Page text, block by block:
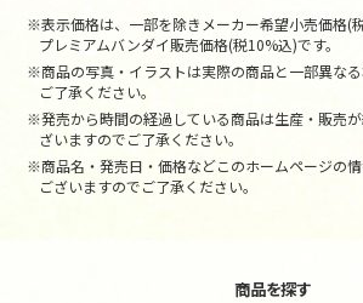
※表示価格は、一部を除きメーカー希望小売価格(
プレミアムバンダイ販売価格(税10%込)です。
※商品の写真・イラストは実際の商品と一部異な
ご了承ください。
※発売から時間の経過している商品は生産・販売
ざいますのでご了承ください。
※商品名・発売日・価格などこのホームページの
ございますのでご了承ください。
商品を探す